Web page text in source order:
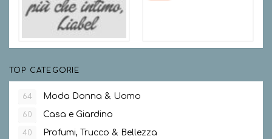
TOP CATEGORIE
64 Moda Donna & Uomo
60 Casa e Giardino
40 Profumi, Trucco & Bellezza